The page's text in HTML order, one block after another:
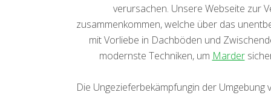
verursachen. Unsere Webseite zur
zusammenkommen, welche über das
mit Vorliebe in Dachböden und
modernste Techniken, um Marder
Die Ungezieferbekämpfungin der